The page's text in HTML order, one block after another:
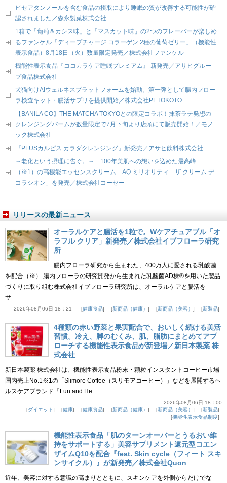
ピセアタンノールを含む食品の摂取により睡眠の質が改善する可能性が確
認されました／森永製菓株式会社
1箱で「葡萄＆カシス味」と「マスカット味」の2つのフレーバーが楽しめ
るファンケル「ディープチャージ コラーゲン 2種の葡萄ゼリー」（機能性
表示食品）8月18日（火）数量限定発売／株式会社ファンケル
機能性表示食品『ココカラケア睡眠プレミアム』 新発売／アサヒグルー
プ食品株式会社
犬猫向けAIウェルネスプラットフォームを始動。第一弾として腸内フロー
ラ検査キット・腸活サプリを提供開始／株式会社PETOKOTO
【BANILA CO】THE MATCHA TOKYOとの限定コラボ！抹茶ラテ発想の
クレンジングバームが数量限定で7月下旬より店頭にて販売開始！／モノ
ック株式会社
『PLUSカルピス カラダクレンジング』新発売／アサヒ飲料株式会社
～老化という摂理に告ぐ。～ 100年美肌への想いを込めた最高峰
（※1）の高機能エッセンスクリーム「AQ ミリオリティ ザ クリーム デ
コラシオン」を発売／株式会社コーセー
リリースの最新ニュース
オーラルケアと腸活を1粒で。Wケアチュアブル「オ
ラフル クリア」新発売／株式会社イブフローラ研究
所
腸内フローラ研究から生まれた、400万人に愛される乳酸菌
を配合（※） 腸内フローラの研究開発から生まれた乳酸菌AD株®を用いた製品
づくりに取り組む株式会社イブフローラ研究所は、オーラルケアと腸活を
サ……
2026年08月06日 18：21 健康食品 新商品（健康） 新商品（美容） 新製品
4種類の赤い野菜と果実配合で、おいしく続ける美活
習慣。冷え、脚のむくみ、肌、脂肪にまとめてアプ
ローチする機能性表示食品が新登場／新日本製薬 株
式会社
新日本製薬 株式会社は、機能性表示食品粉末・顆粒インスタントコーヒー市場
国内売上No.1※1の「Slimore Coffee（スリモアコーヒー）」などを展開するヘ
ルスケアブランド『Fun and He……
2026年08月06日 18：00
ダイエット
健康 健康食品 新商品（健康） 新商品（美容）
新製品
機能性表示食品制度
機能性表示食品「肌のターンオーバーとうるおい維
持をサポートする」美容サプリメント還元型コエン
ザイムQ10を配合『feat. Skin cycle（フィート スキ
ンサイクル）』が新発売／株式会社Quon
近年、美容に対する意識の高まりとともに、スキンケアを外側からだけでな